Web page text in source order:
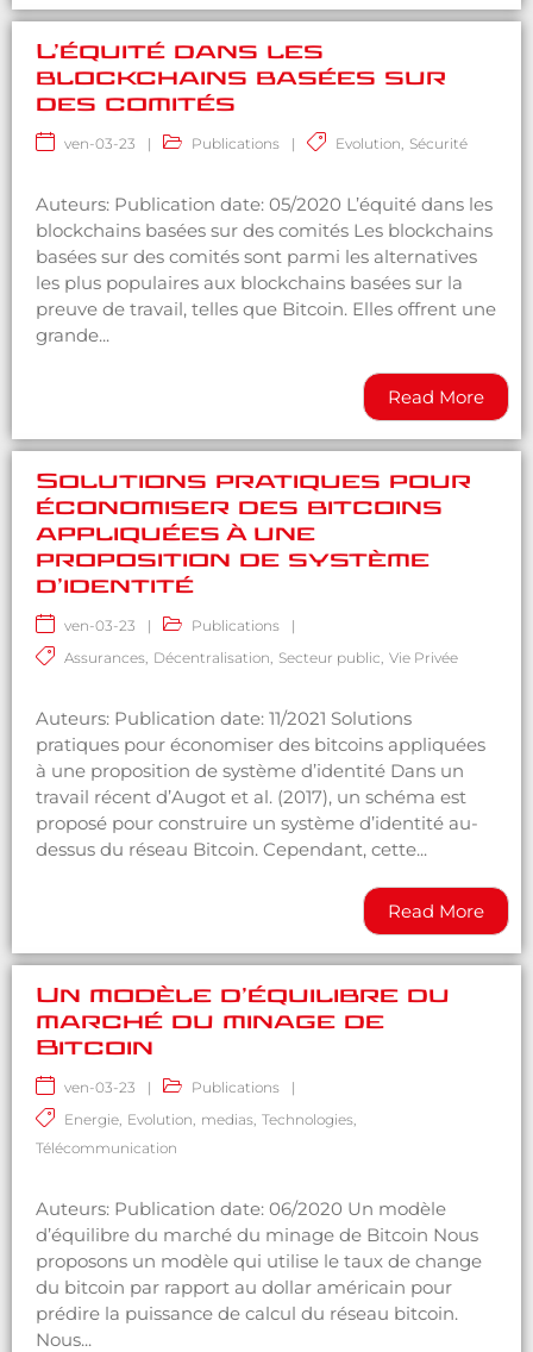
L’équité dans les
blockchains basées sur
des comités
ven-03-23 | Publications | Evolution Sécurité
Auteurs: Publication date: 05/2020 L’équité dans les
blockchains basées sur des comités Les blockchains
basées sur des comités sont parmi les alternatives
les plus populaires aux blockchains basées sur la
preuve de travail, telles que Bitcoin. Elles offrent une
grande...
Read More
Solutions pratiques pour
économiser des bitcoins
appliquées à une
proposition de système
d’identité
ven-03-23 | Publications
|
Assurances Décentralisation Secteur public Vie Privée
Auteurs: Publication date: 11/2021 Solutions
pratiques pour économiser des bitcoins appliquées
à une proposition de système d’identité Dans un
travail récent d’Augot et al. (2017), un schéma est
proposé pour construire un système d’identité au-
dessus du réseau Bitcoin. Cependant, cette...
Read More
Un modèle d’équilibre du
marché du minage de
Bitcoin
ven-03-23 | Publications
|
Energie Evolution medias Technologies
Télécommunication
Auteurs: Publication date: 06/2020 Un modèle
d’équilibre du marché du minage de Bitcoin Nous
proposons un modèle qui utilise le taux de change
du bitcoin par rapport au dollar américain pour
prédire la puissance de calcul du réseau bitcoin.
Nous...